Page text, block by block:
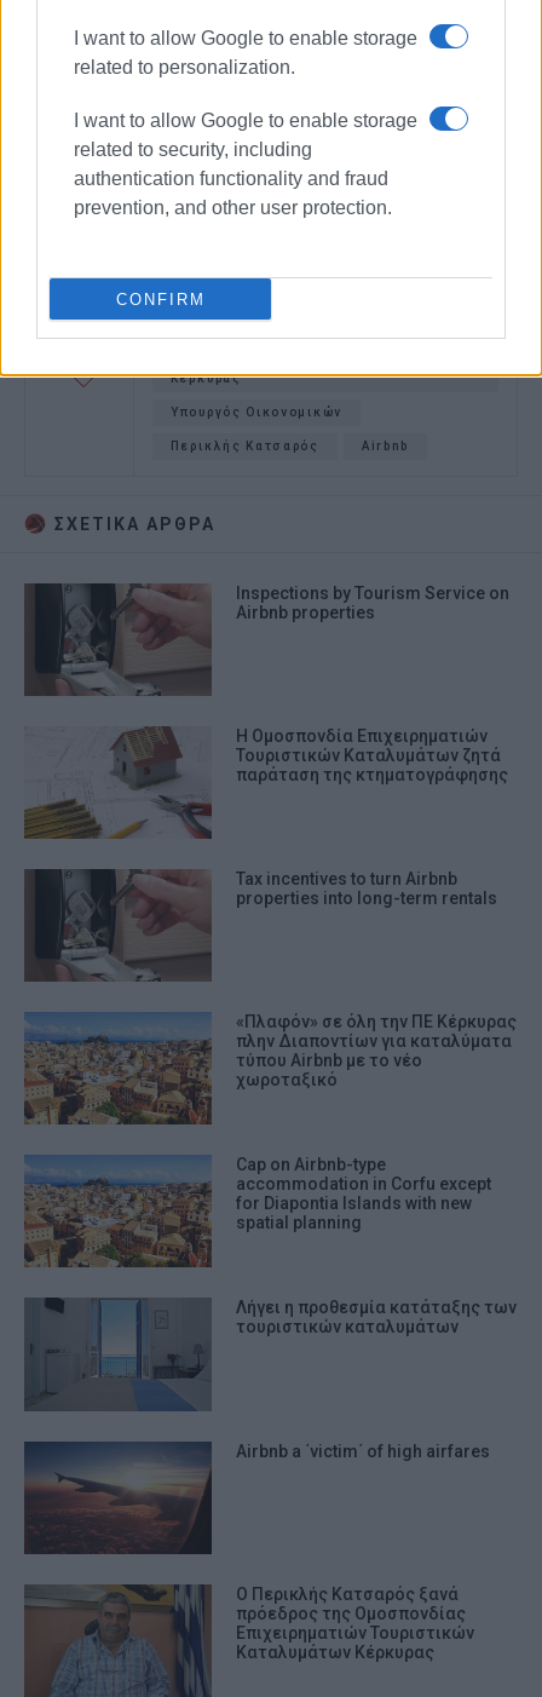
I want to allow Google to enable storage
related to personalization.
I want to allow Google to enable storage
related to security, including
authentication functionality and fraud
prevention, and other user protection.
CONFIRMΚαταλύματα
Κέρκυρας
Υπουργός Οικονομικών
Περικλής Κατσαρός Airbnb
ΣΧΕΤΙΚA AΡΘΡΑ
Inspections by Tourism Service on
Airbnb properties
Η Ομοσπονδία Επιχειρηματιών
Τουριστικών Καταλυμάτων ζητά
παράταση της κτηματογράφησης
Tax incentives to turn Airbnb
properties into long-term rentals
«Πλαφόν» σε όλη την ΠΕ Κέρκυρας
πλην Διαποντίων για καταλύματα
τύπου Airbnb με το νέο
χωροταξικό
Cap on Airbnb-type
accommodation in Corfu except
for Diapontia Islands with new
spatial planning
Λήγει η προθεσμία κατάταξης των
τουριστικών καταλυμάτων
Airbnb a ΄victim΄ of high airfares
Ο Περικλής Κατσαρός ξανά
πρόεδρος της Ομοσπονδίας
Επιχειρηματιών Τουριστικών
Καταλυμάτων Κέρκυρας